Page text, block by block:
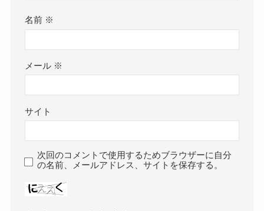
名前 ※
メール ※
サイト
次回のコメントで使用するためブラウザーに自分
の名前、メールアドレス、サイトを保存する。